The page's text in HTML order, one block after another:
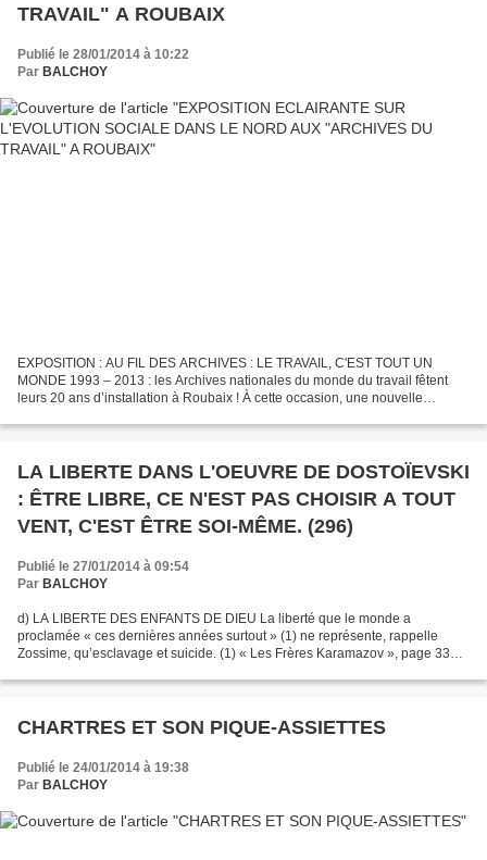
TRAVAIL" A ROUBAIX
Publié le 28/01/2014 à 10:22
Par BALCHOY
EXPOSITION : AU FIL DES ARCHIVES : LE TRAVAIL, C'EST TOUT UN
MONDE 1993 – 2013 : les Archives nationales du monde du travail fêtent
leurs 20 ans d’installation à Roubaix ! À cette occasion, une nouvelle
LA LIBERTE DANS L'OEUVRE DE DOSTOÏEVSKI
: ÊTRE LIBRE, CE N'EST PAS CHOISIR A TOUT
VENT, C'EST ÊTRE SOI-MÊME. (296)
Publié le 27/01/2014 à 09:54
Par BALCHOY
d) LA LIBERTE DES ENFANTS DE DIEU La liberté que le monde a
proclamée « ces dernières années surtout » (1) ne représente, rappelle
Zossime, qu’esclavage et suicide. (1) « Les Frères Karamazov », page 337
CHARTRES ET SON PIQUE-ASSIETTES
Publié le 24/01/2014 à 19:38
Par BALCHOY